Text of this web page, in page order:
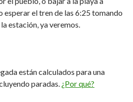
esperar el tren de las 6:25 tomando
estación, ya veremos.
están calculados para una
paradas. ¿Por qué?